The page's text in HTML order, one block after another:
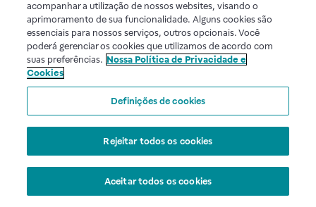
acompanhar a utilização de nossos websites, visando o
aprimoramento de sua funcionalidade. Alguns cookies são
essenciais para nossos serviços, outros opcionais. Você
poderá gerenciar os cookies que utilizamos de acordo com
suas preferências. Nossa Política de Privacidade e
Cookies
Definições de cookies
Rejeitar todos os cookies
Aceitar todos os cookies